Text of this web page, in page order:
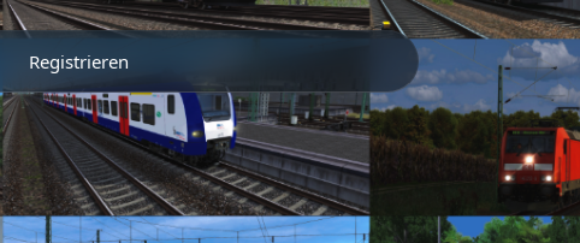
Partner
Registrieren